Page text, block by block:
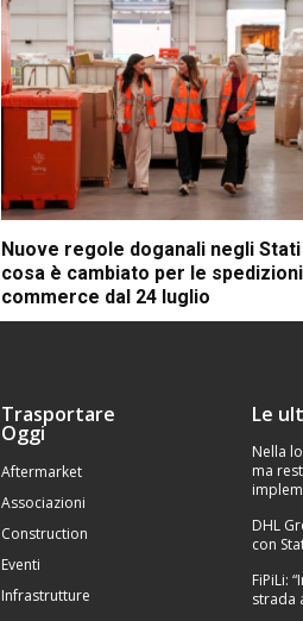
Nuove regole doganali negli
cosa è cambiato per le
commerce dal 24 luglio
Trasportare
Oggi
Aftermarket
Associazioni
Construction
Eventi
Infrastrutture
Le
Nella
ma
DHL
con
FiPiLi:
strada